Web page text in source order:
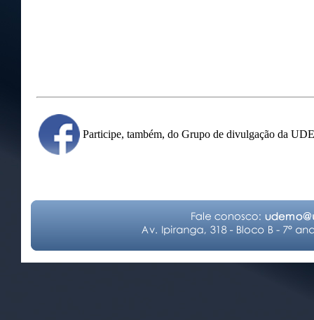
Participe, também, do Grupo de divulgação da